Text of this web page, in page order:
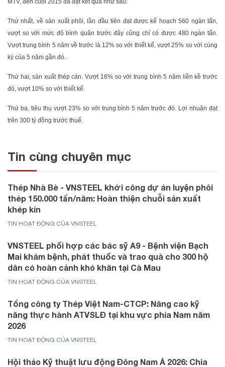
MTV, đến cuối 2015 đã đạt kết quả như sau:
Thứ nhất, về sản xuất phôi, lần đầu tiên đạt được kế hoạch 560 ngàn tấn,
vượt so với mức độ bình quân trước đây cũng chỉ có được 480 ngàn tấn.
Vượt trung bình 5 năm về trước là 12% so với thiết kế, vượt 25% so với cùng
kỳ của 5 năm gần đó.
Thứ hai, sản xuất thép cán. Vượt 16% so với trung bình 5 năm liền kề trước
đó, vượt 10% so với thiết kế.
Thứ ba, tiêu thụ vượt 23% so với trung bình 5 năm trước đó. Lợi nhuận đạt
trên 300 tỷ đồng trước thuế.
Tin cùng chuyên mục
Thép Nhà Bè - VNSTEEL khởi công dự án luyện phôi
thép 150.000 tấn/năm: Hoàn thiện chuỗi sản xuất
khép kín
TIN HOẠT ĐỘNG CỦA VNSTEEL
VNSTEEL phối hợp các bác sỹ A9 - Bệnh viện Bạch
Mai khám bệnh, phát thuốc và trao quà cho 300 hộ
dân có hoàn cảnh khó khăn tại Cà Mau
TIN HOẠT ĐỘNG CỦA VNSTEEL
Tổng công ty Thép Việt Nam-CTCP: Nâng cao kỹ
năng thực hành ATVSLĐ tại khu vực phía Nam năm
2026
TIN HOẠT ĐỘNG CỦA VNSTEEL
Hội thảo Kỹ thuật lưu động Đông Nam Á 2026: Chia